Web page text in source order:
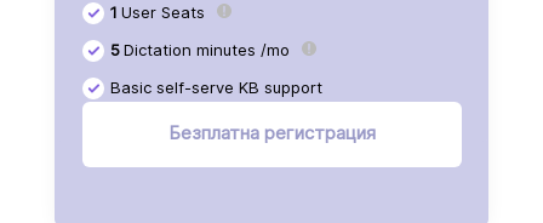
1 User Seats
5Dictation minutes /mo
Basic self-serve KB support
Безплатна регистрация